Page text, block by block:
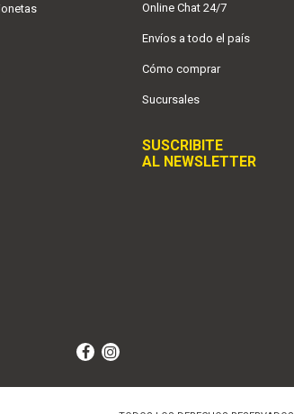
Online Chat 24/7
Envíos a todo el país
Cómo comprar
Sucursales
SUSCRIBITE
AL NEWSLETTER